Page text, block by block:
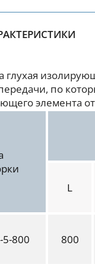
глухая
по
элемента
L
800 800